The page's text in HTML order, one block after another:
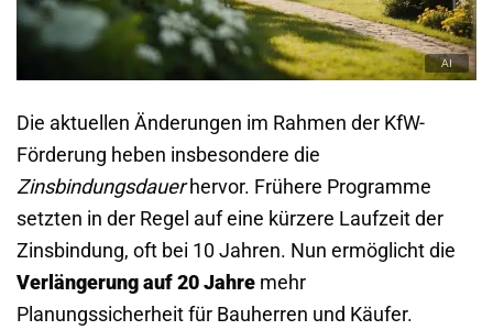
Die aktuellen Änderungen im Rahmen der KfW-
Förderung heben insbesondere die
Zinsbindungsdauerhervor. Frühere Programme
setzten in der Regel auf eine kürzere Laufzeit der
Zinsbindung, oft bei 10 Jahren. Nun ermöglicht die
Verlängerung auf 20 Jahre mehr
Planungssicherheit für Bauherren und Käufer.